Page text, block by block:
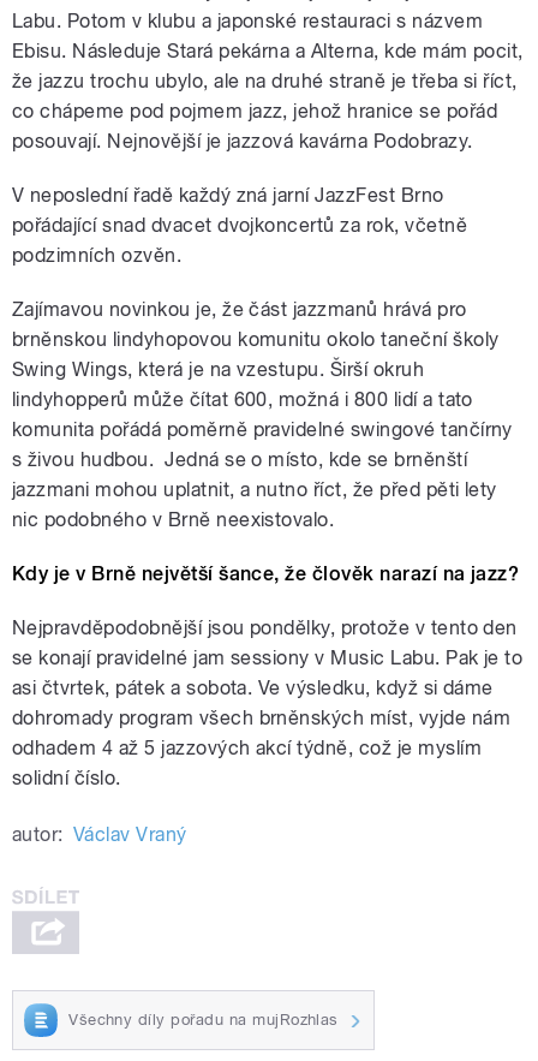
Labu. Potom v klubu a japonské restauraci s názvem
Ebisu. Následuje Stará pekárna a Alterna, kde mám pocit,
že jazzu trochu ubylo, ale na druhé straně je třeba si říct,
co chápeme pod pojmem jazz, jehož hranice se pořád
posouvají. Nejnovější je jazzová kavárna Podobrazy.
V neposlední řadě každý zná jarní JazzFest Brno
pořádající snad dvacet dvojkoncertů za rok, včetně
podzimních ozvěn.
Zajímavou novinkou je, že část jazzmanů hrává pro
brněnskou lindyhopovou komunitu okolo taneční školy
Swing Wings, která je na vzestupu. Širší okruh
lindyhopperů může čítat 600, možná i 800 lidí a tato
komunita pořádá poměrně pravidelné swingové tančírny
s živou hudbou. Jedná se o místo, kde se brněnští
jazzmani mohou uplatnit, a nutno říct, že před pěti lety
nic podobného v Brně neexistovalo.
Kdy je v Brně největší šance, že člověk narazí na jazz?
Nejpravděpodobnější jsou pondělky, protože v tento den
se konají pravidelné jam sessiony v Music Labu. Pak je to
asi čtvrtek, pátek a sobota. Ve výsledku, když si dáme
dohromady program všech brněnských míst, vyjde nám
odhadem 4 až 5 jazzových akcí týdně, což je myslím
solidní číslo.
autor: Václav Vraný
Všechny díly pořadu na mujRozhlas